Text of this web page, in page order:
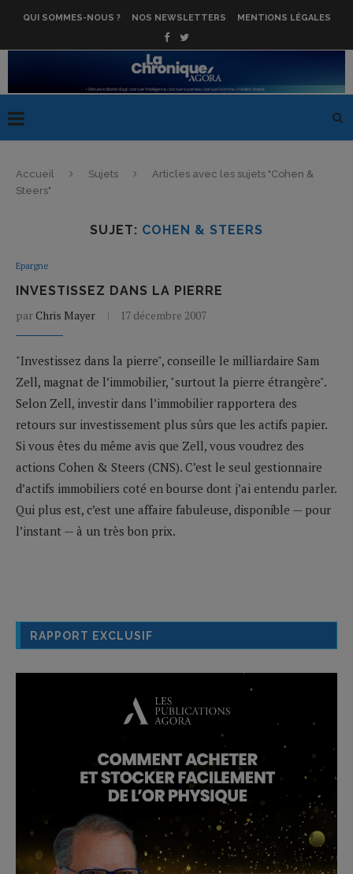
QUI SOMMES-NOUS ? NOS NEWSLETTERS MENTIONS LÉGALES
Accueil Sujets
Articles avec les sujets "Cohen &
Steers"
SUJET: COHEN & STEERS
Epargne
INVESTISSEZ DANS LA PIERRE
parChris Mayer 17 décembre 2007
"Investissez dans la pierre", conseille le milliardaire Sam
Zell, magnat de l’immobilier, "surtout la pierre étrangère".
Selon Zell, investir dans l’immobilier rapportera des
retours sur investissement plus sûrs que les actifs papier.
Si vous êtes du même avis que Zell, vous voudrez des
actions Cohen & Steers (CNS). C’est le seul gestionnaire
d’actifs immobiliers coté en bourse dont j’ai entendu parler.
Qui plus est, c’est une affaire fabuleuse, disponible — pour
l’instant — à un très bon prix.
RAPPORT EXCLUSIF